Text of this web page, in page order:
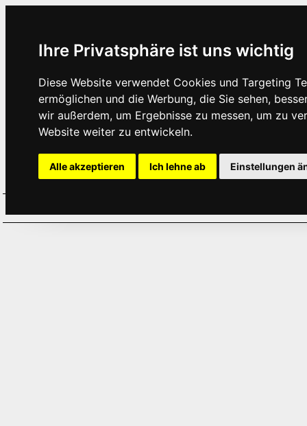
Ihre Privatsphäre ist uns wichtig
Diese Website verwendet Cookies und Targeting
ermöglichen und die Werbung, die Sie sehen,
wir außerdem, um Ergebnisse zu messen, um zu
Website weiter zu entwickeln.
Alle akzeptieren Ich lehne ab Einstellungen